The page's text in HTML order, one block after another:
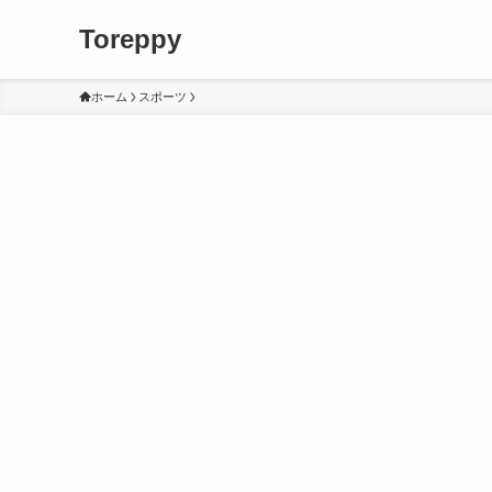
Toreppy
ホーム スポーツ